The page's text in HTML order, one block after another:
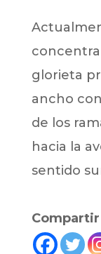
glorieta
ancho
de los
hacia la
sentido